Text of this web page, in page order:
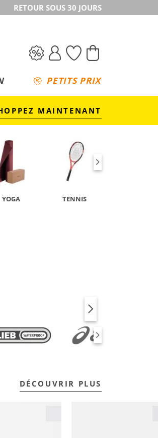
RETOUR SOUS 30 JOURS
PETITS PRIX
MAINTENANT
YOGA TENNIS
DÉCOUVRIR PLUS